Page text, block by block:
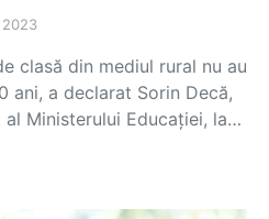
2023
clasă din mediul rural nu au
ani, a declarat Sorin Decă,
Ministerului Educației, la…